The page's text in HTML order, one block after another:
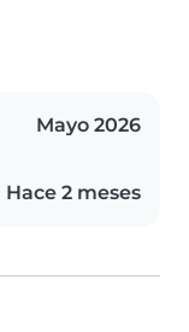
Mayo 2026
Hace 2 meses